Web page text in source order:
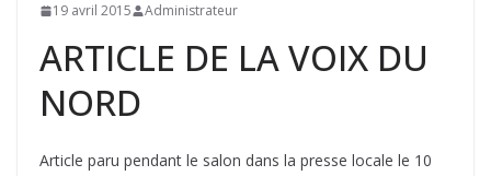
19 avril 2015 Administrateur
ARTICLE DE LA VOIX DU
NORD
Article paru pendant le salon dans la presse locale le 10